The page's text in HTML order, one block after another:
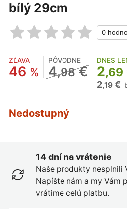
bílý 29cm
ZĽAVA
46 %
PÔVODNE
4,98€
DNES
2,69
2,19€
Nedostupný
14 dní na vrátenie
Naše produkty nesplnili
Napíšte nám a my Vám
vrátime celú platbu.